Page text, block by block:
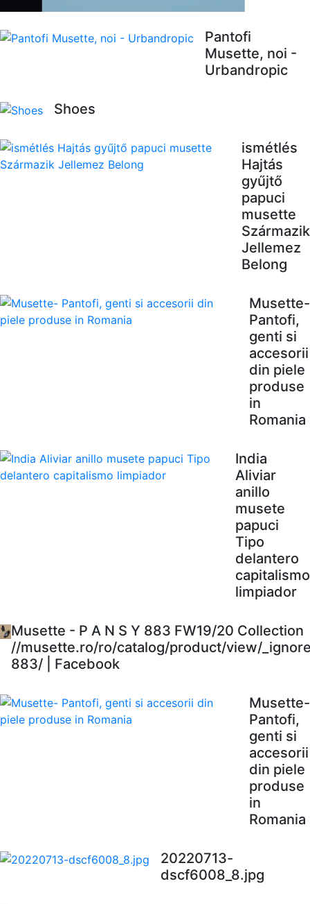
Pantofi
Musette, noi -
Urbandropic
Shoes
ismétlés
Hajtás
gyűjtő
papuci
musette
Származik
Jellemez
Belong
Musette-
Pantofi,
genti si
accesorii
din piele
produse
in
Romania
India
Aliviar
anillo
musete
papuci
Tipo
delantero
capitalismo
limpiador
Musette - P A N S Y 883 FW19/20 Collection
//musette.ro/ro/catalog/product/view/
883/ | Facebook
Musette-
Pantofi,
genti si
accesorii
din piele
produse
in
Romania
20220713-
dscf6008_8.jpg